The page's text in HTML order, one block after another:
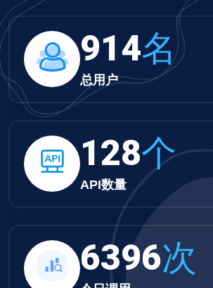
945名
总用户
132个
API数量
6617次